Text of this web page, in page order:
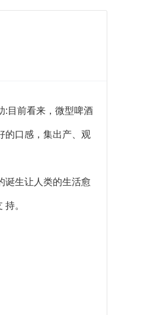
: 目前看来，微型啤酒
的口感，集出产、观
诞生让人类的生活愈
。